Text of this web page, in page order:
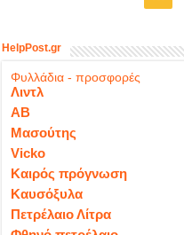
HelpPost.gr
Φυλλάδια - προσφορές
Λιντλ
ΑΒ
Μασούτης
Vicko
Καιρός πρόγνωση
Καυσόξυλα
Πετρέλαιο Λίτρα